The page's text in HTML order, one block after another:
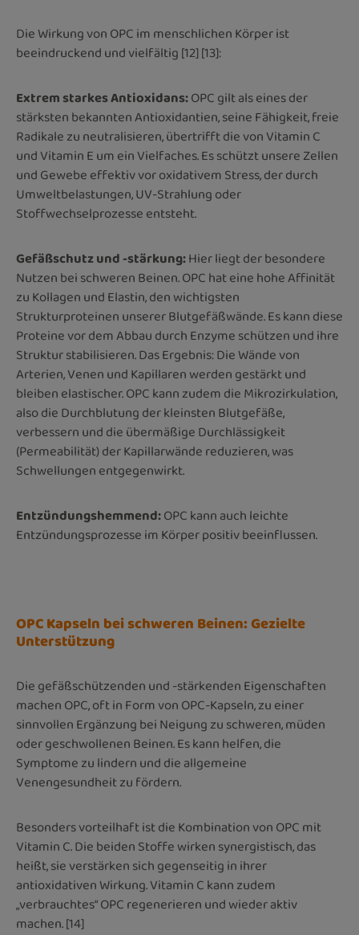
Die Wirkung von OPC im menschlichen Körper ist
beeindruckend und vielfältig[12] [13]:
Extrem starkes Antioxidans:OPC gilt als eines der
stärksten bekannten Antioxidantien, seine Fähigkeit, freie
Radikale zu neutralisieren, übertrifft die von Vitamin C
und Vitamin E um ein Vielfaches. Es schützt unsere Zellen
und Gewebe effektiv vor oxidativem Stress, der durch
Umweltbelastungen, UV-Strahlung oder
Stoffwechselprozesse entsteht.
Gefäßschutz und -stärkung:Hier liegt der besondere
Nutzen bei schweren Beinen. OPC hat eine hohe Affinität
zu Kollagen und Elastin, den wichtigsten
Strukturproteinen unserer Blutgefäßwände. Es kann diese
Proteine vor dem Abbau durch Enzyme schützen und ihre
Struktur stabilisieren. Das Ergebnis: Die Wände von
Arterien, Venen und Kapillaren werden gestärkt und
bleiben elastischer. OPC kann zudem die Mikrozirkulation,
also die Durchblutung der kleinsten Blutgefäße,
verbessern und die übermäßige Durchlässigkeit
(Permeabilität) der Kapillarwände reduzieren, was
Schwellungen entgegenwirkt.
Entzündungshemmend:OPC kann auch leichte
Entzündungsprozesse im Körper positiv beeinflussen.
OPC Kapseln bei schweren Beinen: Gezielte
Unterstützung
Die gefäßschützenden und -stärkenden Eigenschaften
machen OPC, oft in Form von OPC-Kapseln, zu einer
sinnvollen Ergänzung bei Neigung zu schweren, müden
oder geschwollenen Beinen. Es kann helfen, die
Symptome zu lindern und die allgemeine
Venengesundheit zu fördern.
Besonders vorteilhaft ist die Kombination von OPC mit
Vitamin C. Die beiden Stoffe wirken synergistisch, das
heißt, sie verstärken sich gegenseitig in ihrer
antioxidativen Wirkung.Vitamin C kann zudem
„verbrauchtes“ OPC regenerieren und wieder aktiv
machen.[14]